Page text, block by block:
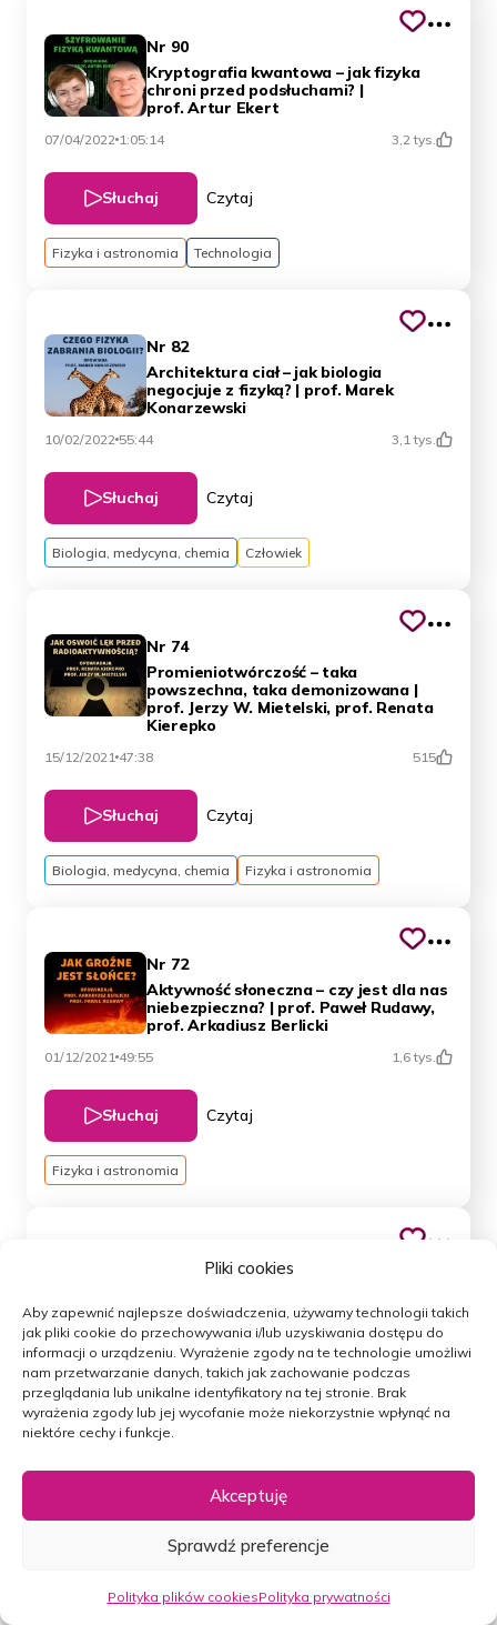
Pliki cookies
Aby zapewnić najlepsze doświadczenia, używamy technologii takich
jak pliki cookie do przechowywania i/lub uzyskiwania dostępu do
informacji o urządzeniu. Wyrażenie zgody na te technologie umożliwi
nam przetwarzanie danych, takich jak zachowanie podczas
przeglądania lub unikalne identyfikatory na tej stronie. Brak
wyrażenia zgody lub jej wycofanie może niekorzystnie wpłynąć na
niektóre cechy i funkcje.
Akceptuję
Sprawdź preferencje
Polityka plików cookiesPolityka prywatności
Nr 90
Kryptografia kwantowa – jak fizyka
chroni przed podsłuchami? |
prof. Artur Ekert
07/04/2022 1:05:14 3,2 tys.
Słuchaj Czytaj
Fizyka i astronomia Technologia
Nr 82
Architektura ciał – jak biologia
negocjuje z fizyką? | prof. Marek
Konarzewski
10/02/2022 55:44 3,1 tys.
Słuchaj Czytaj
Biologia, medycyna, chemia Człowiek
Nr 74
Promieniotwórczość – taka
powszechna, taka demonizowana |
prof. Jerzy W. Mietelski, prof. Renata
Kierepko
15/12/2021 47:38 515
Słuchaj Czytaj
Biologia, medycyna, chemia Fizyka i astronomia
Nr 72
Aktywność słoneczna – czy jest dla nas
niebezpieczna? | prof. Paweł Rudawy,
prof. Arkadiusz Berlicki
01/12/2021 49:55 1,6 tys.
Słuchaj Czytaj
Fizyka i astronomia
w fizyce i o tym, jak z niego wybrnąć |
prof. Paweł Brückman
10/11/2021 47:19 2,2 tys.
Słuchaj Czytaj
Fizyka i astronomia
Jak działają czarne dziury? LAMU odc. 7